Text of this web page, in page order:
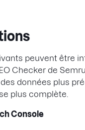
peuvent être
Checker de
données plus
plus complète.
Console